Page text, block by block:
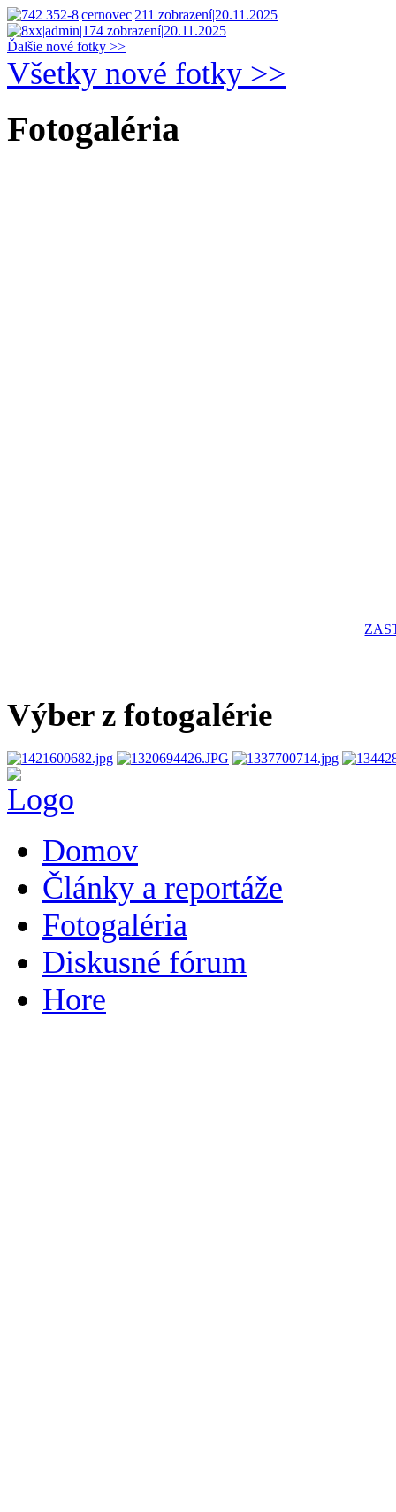
Ďalšie nové fotky >>
Všetky nové fotky >>
Fotogaléria
Výber z fotogalérie
Domov
Články a reportáže
Fotogaléria
Diskusné fórum
Hore